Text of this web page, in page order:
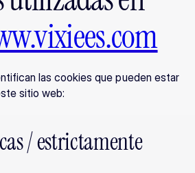
las cookies que pueden estar
sitio web:
/ estrictamente